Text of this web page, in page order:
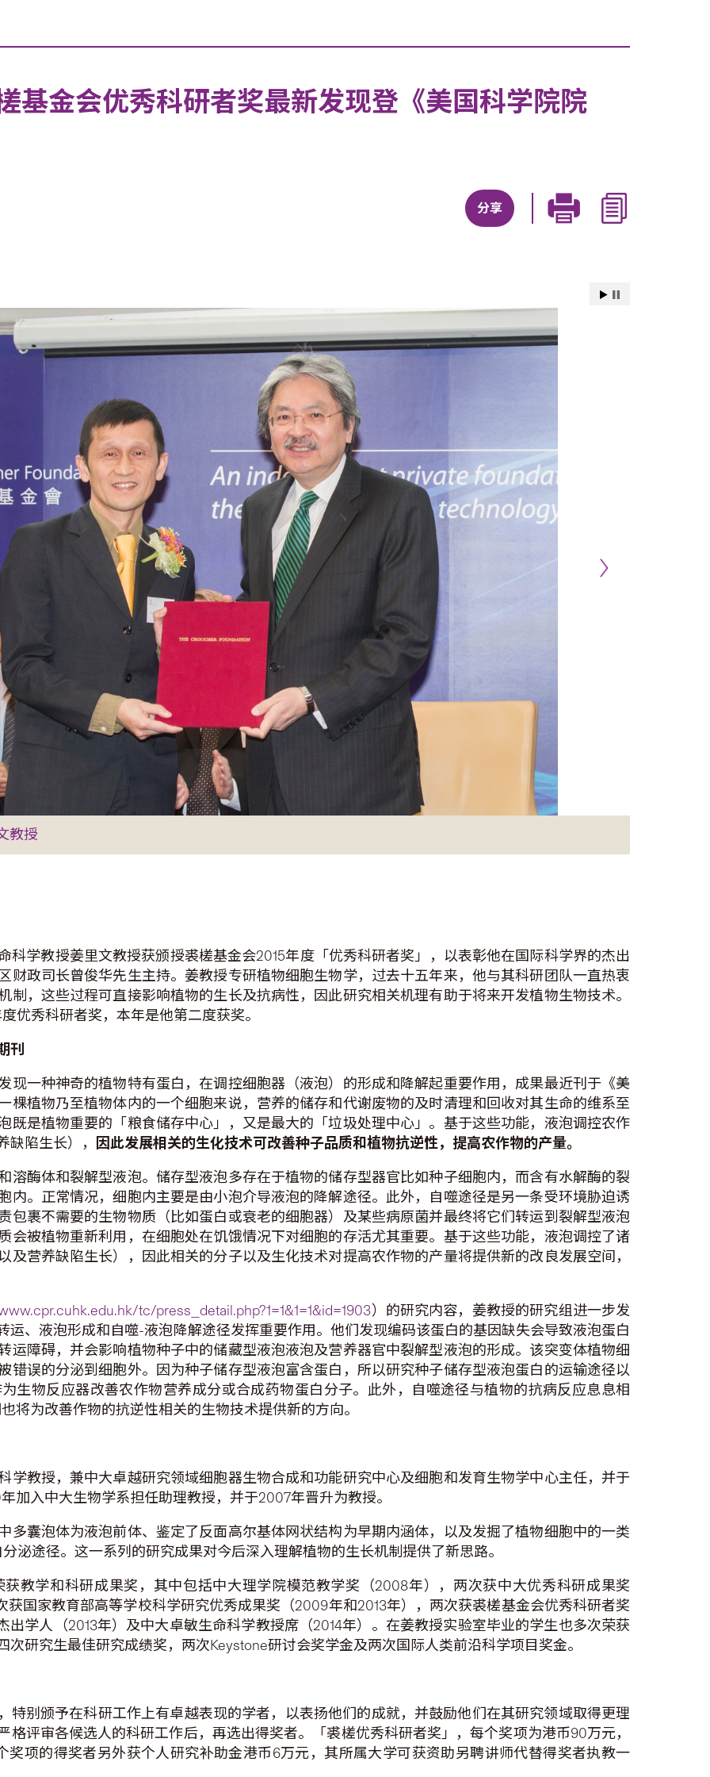
基金会优秀科研者奖最新发现登《美国科学院院
分享
教授
科学教授姜里文教授获颁授裘槎基金会2015年度「优秀科研者奖」，以表彰他在国际科学界的杰出
财政司长曾俊华先生主持。姜教授专研植物细胞生物学，过去十五年来，他与其科研团队一直热衷
，这些过程可直接影响植物的生长及抗病性，因此研究相关机理有助于将来开发植物生物技术。
优秀科研者奖，本年是他第二度获奖。
刊
现一种神奇的植物特有蛋白，在调控细胞器（液泡）的形成和降解起重要作用，成果最近刊于《美
棵植物乃至植物体内的一个细胞来说，营养的储存和代谢废物的及时清理和回收对其生命的维系至
既是植物重要的「粮食储存中心」，又是最大的「垃圾处理中心」。基于这些功能，液泡调控农作
陷生长），
因此发展相关的生化技术可改善种子品质和植物抗逆性，提高农作物的产量。
溶酶体和裂解型液泡。储存型液泡多存在于植物的储存型器官比如种子细胞内，而含有水解酶的裂
内。正常情况，细胞内主要是由小泡介导液泡的降解途径。此外，自噬途径是另一条受环境胁迫诱
包裹不需要的生物物质（比如蛋白或衰老的细胞器）及某些病原菌并最终将它们转运到裂解型液泡
会被植物重新利用，在细胞处在饥饿情况下对细胞的存活尤其重要。基于这些功能，液泡调控了诸
营养缺陷生长），因此相关的分子以及生化技术对提高农作物的产量将提供新的改良发展空间，
tc/press_detail.php?1=1&1=1&id=1903）的研究内容，姜教授的研究组进一步发
运、液泡形成和自噬-液泡降解途径发挥重要作用。他们发现编码该蛋白的基因缺失会导致液泡蛋白
运障碍，并会影响植物种子中的储藏型液泡液泡及营养器官中裂解型液泡的形成。该突变体植物细
错误的分泌到细胞外。因为种子储存型液泡富含蛋白，所以研究种子储存型液泡蛋白的运输途径以
生物反应器改善农作物营养成分或合成药物蛋白分子。此外，自噬途径与植物的抗病反应息息相
将为改善作物的抗逆性相关的生物技术提供新的方向。
学教授，兼中大卓越研究领域细胞器生物合成和功能研究中心及细胞和发育生物学中心主任，并于
加入中大生物学系担任助理教授，并于2007年晋升为教授。
多囊泡体为液泡前体、鉴定了反面高尔基体网状结构为早期内涵体，以及发掘了植物细胞中的一类
泌途径。这一系列的研究成果对今后深入理解植物的生长机制提供了新思路。
教学和科研成果奖，其中包括中大理学院模范教学奖（2008年），两次获中大优秀科研成果奖
国家教育部高等学校科学研究优秀成果奖（2009年和2013年），两次获裘槎基金会优秀科研者奖
出学人（2013年）及中大卓敏生命科学教授席（2014年）。在姜教授实验室毕业的学生也多次荣获
研究生最佳研究成绩奖，两次Keystone研讨会奖学金及两次国际人类前沿科学项目奖金。
特别颁予在科研工作上有卓越表现的学者，以表扬他们的成就，并鼓励他们在其研究领域取得更理
评审各候选人的科研工作后，再选出得奖者。「裘槎优秀科研者奖」，每个奖项为港币90万元，
奖项的得奖者另外获个人研究补助金港币6万元，其所属大学可获资助另聘讲师代替得奖者执教一